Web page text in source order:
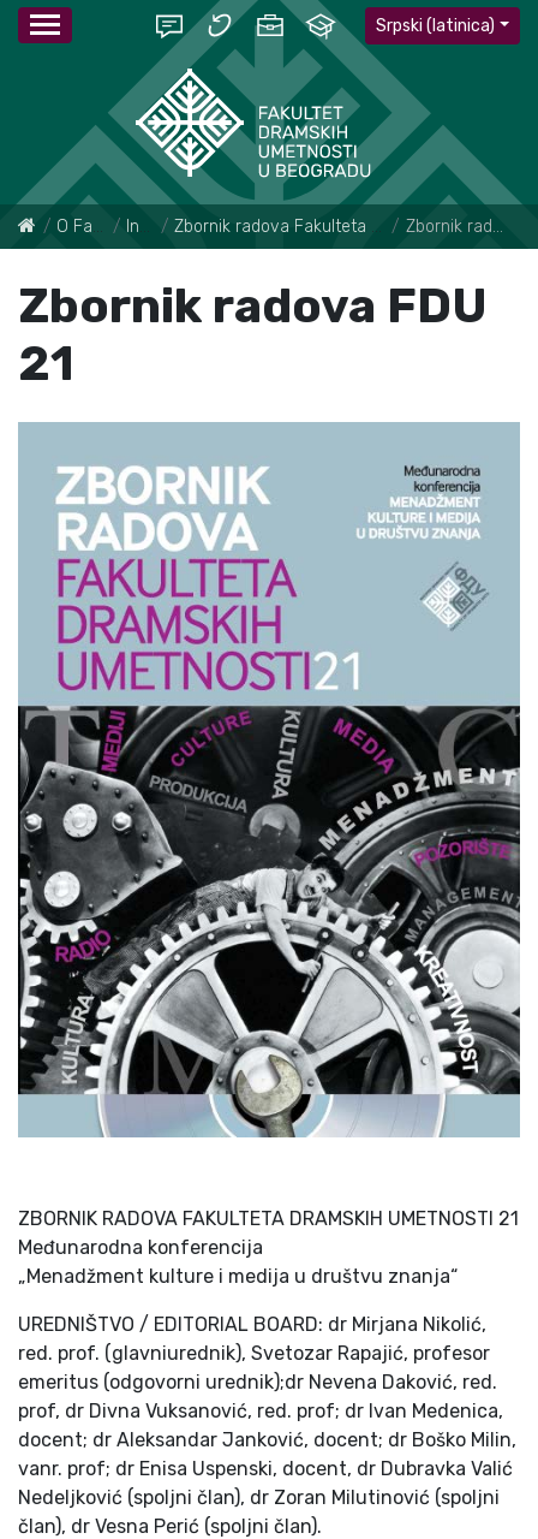
Srpski (latinica)
O Fakultetu Institut Zbornik radova Fakulteta dramskih umetnosti Zbornik radova FDU 21
Zbornik radova FDU
21
ZBORNIK RADOVA FAKULTETA DRAMSKIH UMETNOSTI 21
Međunarodna konferencija
„Menadžment kulture i medija u društvu znanja“
UREDNIŠTVO / EDITORIAL BOARD: dr Mirjana Nikolić,
red. prof. (glavniurednik), Svetozar Rapajić, profesor
emeritus (odgovorni urednik);dr Nevena Daković, red.
prof, dr Divna Vuksanović, red. prof; dr Ivan Medenica,
docent; dr Aleksandar Janković, docent; dr Boško Milin,
vanr. prof; dr Enisa Uspenski, docent, dr Dubravka Valić
Nedeljković (spoljni član), dr Zoran Milutinović (spoljni
član), dr Vesna Perić (spoljni član).